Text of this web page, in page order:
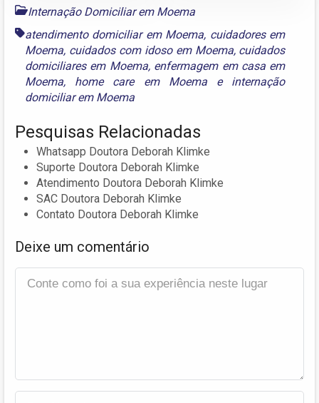
Internação Domiciliar em Moema
atendimento domiciliar em Moema, cuidadores em
Moema, cuidados com idoso em Moema, cuidados
domiciliares em Moema, enfermagem em casa em
Moema, home care em Moemae internação
domiciliar em Moema
Pesquisas Relacionadas
Whatsapp Doutora Deborah Klimke
Suporte Doutora Deborah Klimke
Atendimento Doutora Deborah Klimke
SAC Doutora Deborah Klimke
Contato Doutora Deborah Klimke
Deixe um comentário